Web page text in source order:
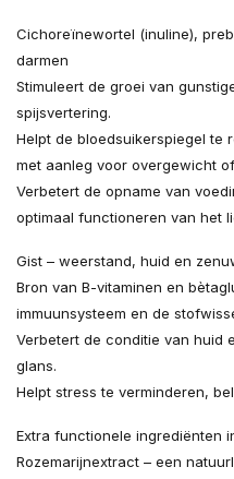
Cichoreïnewortel (inuline),
darmen
Stimuleert de groei van
spijsvertering.
Helpt de bloedsuikerspiegel te
met aanleg voor overgewicht
Verbetert de opname van
optimaal functioneren van het
Gist – weerstand, huid en
Bron van B-vitaminen en
immuunsysteem en de
Verbetert de conditie van huid
glans.
Helpt stress te verminderen,
Extra functionele ingrediënten
Rozemarijnextract – een